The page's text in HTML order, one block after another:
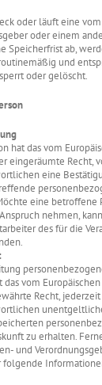
oder läuft eine
oder einem
Speicherfrist ab,
und
oder gelöscht.
hat das vom
eingeräumte Recht,
eine
eine betroffene
nehmen,
des für die
das vom
Recht,
zu erhalten.
und
folgende